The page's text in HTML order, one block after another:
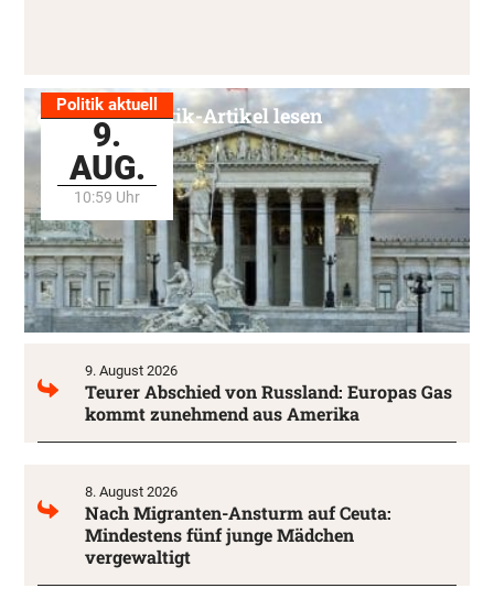
Politik aktuell
9.
AUG.
10:59 Uhr
Alle Politik-Artikel lesen
9. August 2026
Teurer Abschied von Russland: Europas Gas
kommt zunehmend aus Amerika
8. August 2026
Nach Migranten-Ansturm auf Ceuta:
Mindestens fünf junge Mädchen
vergewaltigt